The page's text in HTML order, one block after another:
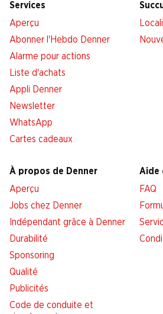
Services
Aperçu
Abonner l'Hebdo Denner
Alarme pour actions
Liste d'achats
Appli Denner
Newsletter
WhatsApp
Cartes cadeaux
À propos de Denner
Aperçu
Jobs chez Denner
Indépendant grâce à Denner
Durabilité
Sponsoring
Qualité
Publicités
Code de conduite et
Aide
FAQ